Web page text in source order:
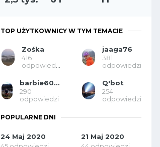
TOP UŻYTKOWNICY W TYM TEMACIE
Zośka
416
jaaga76
381
odpowiedzi
barbie609 moder
290
odpowiedzi
Q'bot
254
odpowiedzi
POPULARNE DNI
24 Maj 2020
21 Maj 2020